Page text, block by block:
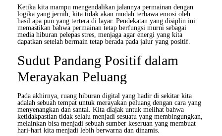
Ketika kita mampu mengendalikan jalannya permainan dengan
logika yang jernih, kita tidak akan mudah terbawa emosi oleh
hasil apa pun yang tertera di layar. Pendekatan yang disiplin ini
memastikan bahwa permainan tetap berfungsi murni sebagai
media hiburan pelepas stres, menjaga agar energi yang kita
dapatkan setelah bermain tetap berada pada jalur yang positif.
Sudut Pandang Positif dalam
Merayakan Peluang
Pada akhirnya, ruang hiburan digital yang hadir di sekitar kita
adalah sebuah tempat untuk merayakan peluang dengan cara yang
menyenangkan dan santai. Kita diajak untuk melihat bahwa
ketidakpastian tidak selalu menjadi sesuatu yang membingungkan,
melainkan bisa menjadi sebuah sumber keseruan yang membuat
hari-hari kita menjadi lebih berwarna dan dinamis.